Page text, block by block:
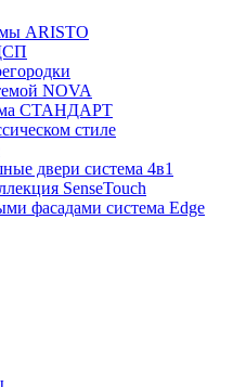
ARISTO
NOVA
СТАНДАРТ
стиле
двери система 4в1
SenseTouch
фасадами система Edge